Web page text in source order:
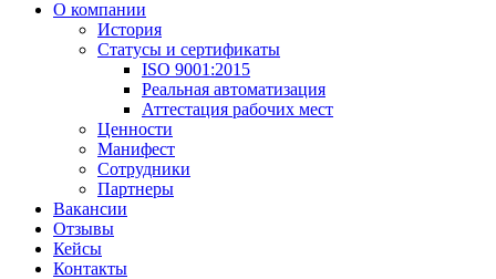
О компании
История
Статусы и сертификаты
ISO 9001:2015
Реальная автоматизация
Аттестация рабочих мест
Ценности
Манифест
Сотрудники
Партнеры
Вакансии
Отзывы
Кейсы
Контакты